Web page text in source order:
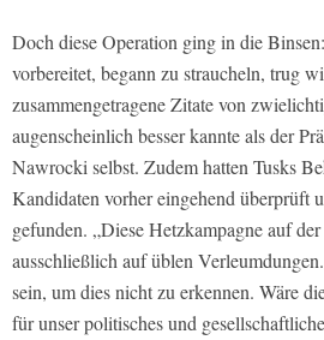
Doch diese Operation ging in die
vorbereitet, begann zu straucheln, trug
zusammengetragene Zitate von
augenscheinlich besser kannte als der
Nawrocki selbst. Zudem hatten Tusks
Kandidaten vorher eingehend überprüft
gefunden. „Diese Hetzkampagne auf
ausschließlich auf üblen
sein, um dies nicht zu erkennen. Wäre
für unser politisches und